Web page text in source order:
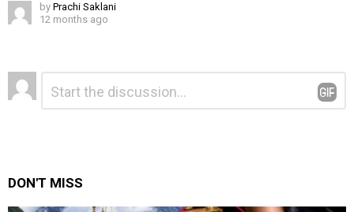
by Prachi Saklani
12 months ago
Leave
a
Reply
DON'T MISS